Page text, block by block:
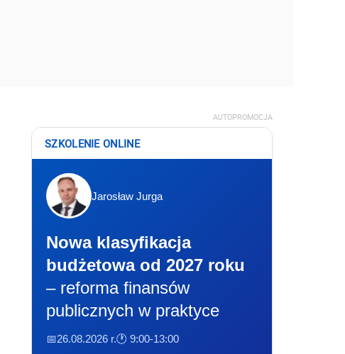
AUTOPROMOCJA
SZKOLENIE ONLINE
Jarosław Jurga
Nowa klasyfikacja
budżetowa od 2027 roku
– reforma finansów
publicznych w praktyce
📅26.08.2026 r.🕐 9:00-13:00